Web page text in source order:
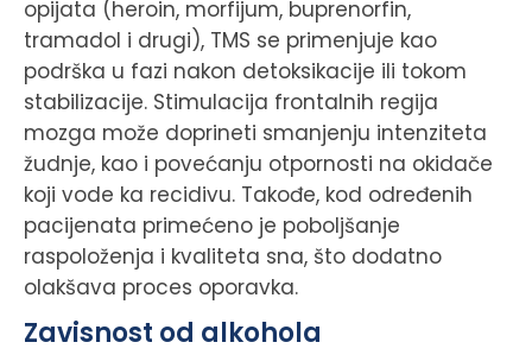
opijata (heroin, morfijum, buprenorfin,
tramadol i drugi), TMS se primenjuje kao
podrška u fazi nakon detoksikacije ili tokom
stabilizacije. Stimulacija frontalnih regija
mozga može doprineti smanjenju intenziteta
žudnje, kao i povećanju otpornosti na okidače
koji vode ka recidivu. Takođe, kod određenih
pacijenata primećeno je poboljšanje
raspoloženja i kvaliteta sna, što dodatno
olakšava proces oporavka.
Zavisnost od alkohola